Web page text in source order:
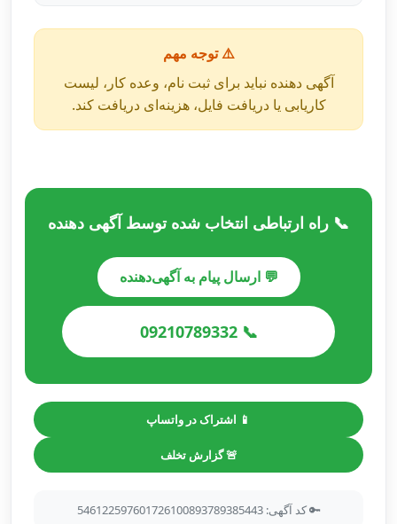
⚠️ توجه مهم
آگهی دهنده نباید برای ثبت نام، وعده کار، لیست
کاریابی یا دریافت فایل، هزینه‌ای دریافت کند.
📞 راه ارتباطی انتخاب شده توسط آگهی دهنده
💬 ارسال پیام به آگهی‌دهنده
📞 09210789332
📱 اشتراک در واتساپ
🚨 گزارش تخلف
🔑 کد آگهی: 546122597601726100893789385443